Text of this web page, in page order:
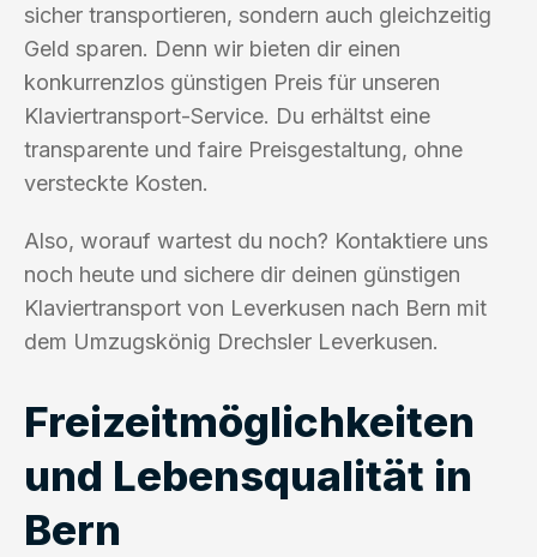
sicher transportieren, sondern auch gleichzeitig
Geld sparen. Denn wir bieten dir einen
konkurrenzlos günstigen Preis für unseren
Klaviertransport-Service. Du erhältst eine
transparente und faire Preisgestaltung, ohne
versteckte Kosten.
Also, worauf wartest du noch? Kontaktiere uns
noch heute und sichere dir deinen günstigen
Klaviertransport von Leverkusen nach Bern mit
dem Umzugskönig Drechsler Leverkusen.
Freizeitmöglichkeiten
und Lebensqualität in
Bern